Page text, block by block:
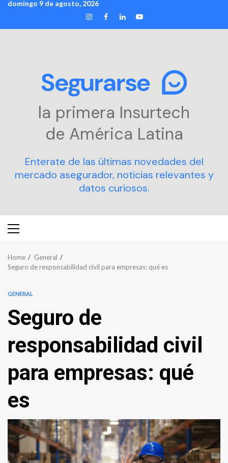
Skip
content
domingo 9 de agosto, 2026
INSTAGRAM
FACEBOOK
LINKEDIN
YOUTUBE
la primera Insurtech
de América Latina
Enterate de las últimas novedades del
mercado asegurador, noticias relevantes y
datos curiosos.
Primary
Home
General
Seguro de responsabilidad civil para empresas: qué es
GENERAL
Seguro de
responsabilidad civil
para empresas: qué
es